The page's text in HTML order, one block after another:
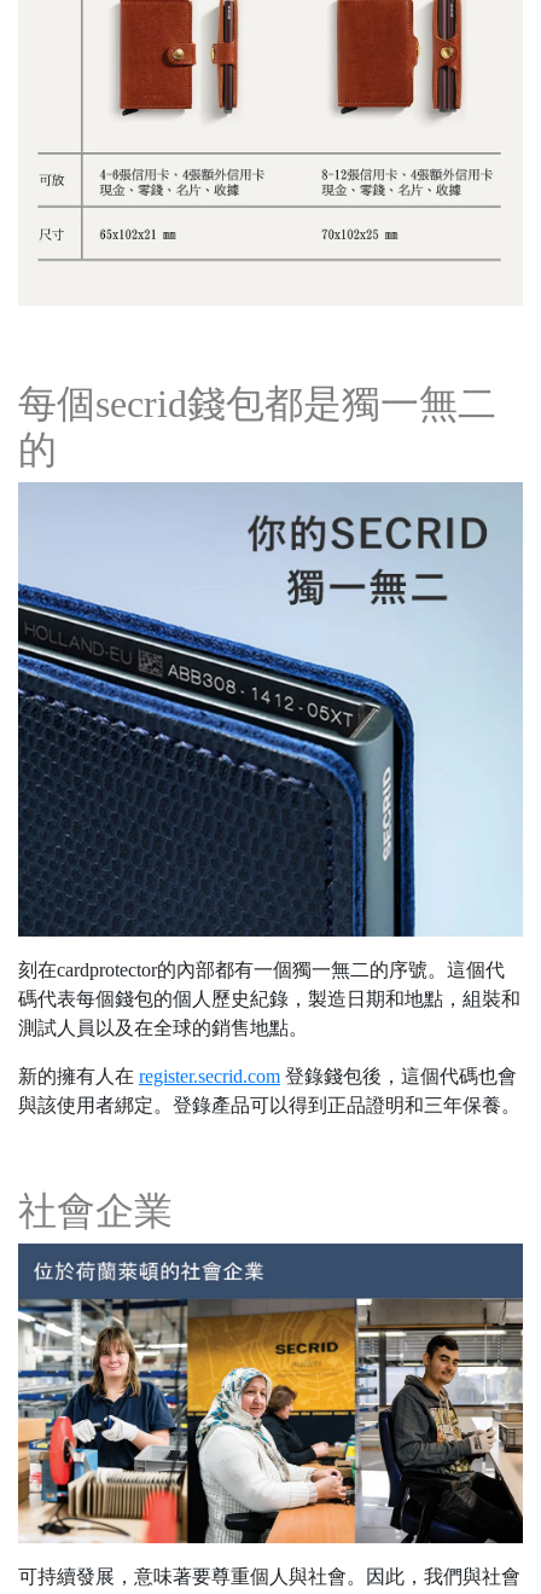
每個secrid錢包都是獨一無二
的
刻在cardprotector的內部都有一個獨一無二的序號。這個代
碼代表每個錢包的個人歷史紀錄，製造日期和地點，組裝和
測試人員以及在全球的銷售地點。
新的擁有人在 register.secrid.com 登錄錢包後，這個代碼也會
與該使用者綁定。登錄產品可以得到正品證明和三年保養。
社會企業
可持續發展，意味著要尊重個人與社會。因此，我們與社會